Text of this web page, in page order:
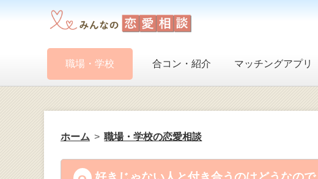
職場・学校 合コン・紹介 マッチングアプリ
ホーム 職場・学校の恋愛相談